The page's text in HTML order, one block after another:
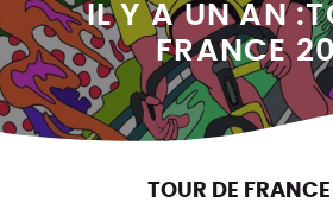
IL Y A UN AN
FRANCE
TOUR DE